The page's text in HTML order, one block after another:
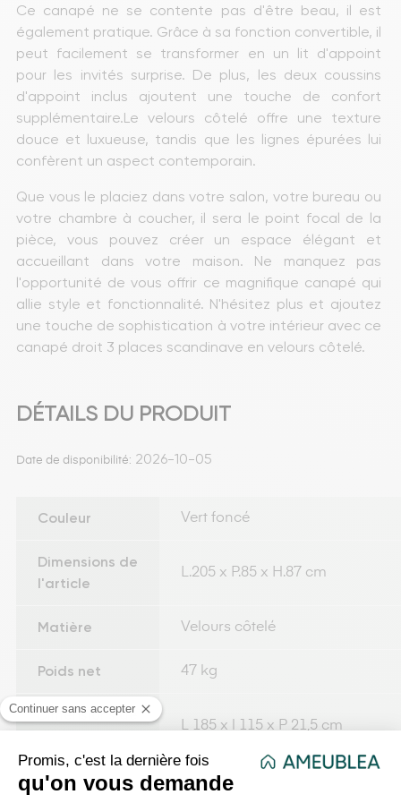
Ce canapé ne se contente pas d'être beau, il est
également pratique. Grâce à sa fonction convertible, il
peut facilement se transformer en un lit d'appoint
pour les invités surprise. De plus, les deux coussins
d'appoint inclus ajoutent une touche de confort
supplémentaire.Le velours côtelé offre une texture
douce et luxueuse, tandis que les lignes épurées lui
confèrent un aspect contemporain.
Que vous le placiez dans votre salon, votre bureau ou
votre chambre à coucher, il sera le point focal de la
pièce, vous pouvez créer un espace élégant et
accueillant dans votre maison. Ne manquez pas
l'opportunité de vous offrir ce magnifique canapé qui
allie style et fonctionnalité. N'hésitez plus et ajoutez
une touche de sophistication à votre intérieur avec ce
canapé droit 3 places scandinave en velours côtelé.
DÉTAILS DU PRODUIT
Date de disponibilité: 2026-10-05
Couleur Vert foncé
Dimensions de
l'article
L.205 x P.85 x H.87 cm
Matière Velours côtelé
Poids net 47 kg
Dimensions de
l'emballage
L 185 x l 115 x P 21,5 cm
Temps